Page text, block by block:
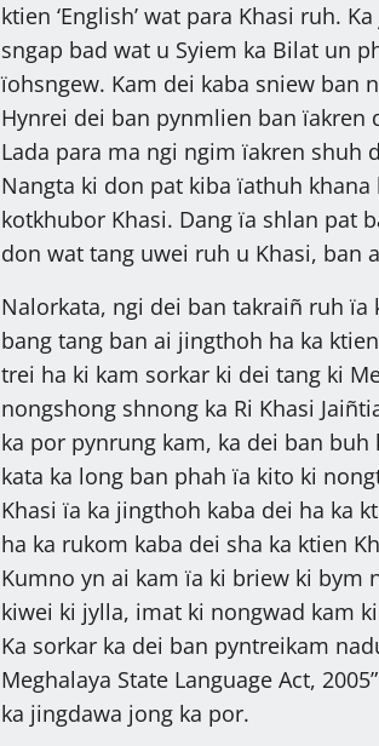
ktien ‘English’ wat para Khasi ruh.
sngap bad wat u Syiem ka Bilat un
ïohsngew. Kam dei kaba sniew ban
Hynrei dei ban pynmlien ban ïakren
Lada para ma ngi ngim ïakren shuh
Nangta ki don pat kiba ïathuh
kotkhubor Khasi. Dang ïa shlan pat
don wat tang uwei ruh u Khasi, ban
Nalorkata, ngi dei ban takraiñ ruh
bang tang ban ai jingthoh ha ka
trei ha ki kam sorkar ki dei tang ki
nongshong shnong ka Ri Khasi
ka por pynrung kam, ka dei ban
kata ka long ban phah ïa kito ki
Khasi ïa ka jingthoh kaba dei ha ka
ha ka rukom kaba dei sha ka ktien
Kumno yn ai kam ïa ki briew ki bym
kiwei ki jylla, imat ki nongwad kam
Ka sorkar ka dei ban pyntreikam
Meghalaya State Language Act,
ka jingdawa jong ka por.